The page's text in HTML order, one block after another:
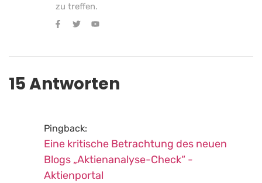
zu treffen.
15 Antworten
Pingback:
Eine kritische Betrachtung des neuen
Blogs „Aktienanalyse-Check“ -
Aktienportal